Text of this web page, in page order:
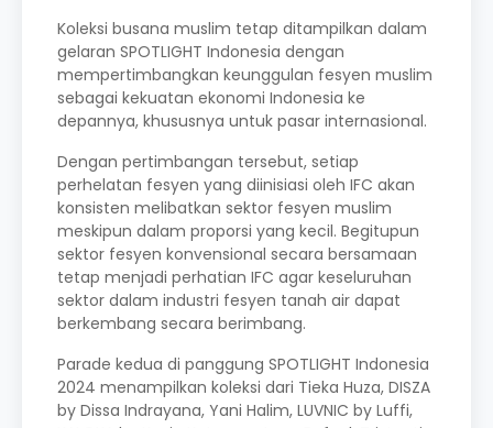
Koleksi busana muslim tetap ditampilkan dalam
gelaran SPOTLIGHT Indonesia dengan
mempertimbangkan keunggulan fesyen muslim
sebagai kekuatan ekonomi Indonesia ke
depannya, khususnya untuk pasar internasional.
Dengan pertimbangan tersebut, setiap
perhelatan fesyen yang diinisiasi oleh IFC akan
konsisten melibatkan sektor fesyen muslim
meskipun dalam proporsi yang kecil. Begitupun
sektor fesyen konvensional secara bersamaan
tetap menjadi perhatian IFC agar keseluruhan
sektor dalam industri fesyen tanah air dapat
berkembang secara berimbang.
Parade kedua di panggung SPOTLIGHT Indonesia
2024 menampilkan koleksi dari Tieka Huza, DISZA
by Dissa Indrayana, Yani Halim, LUVNIC by Luffi,